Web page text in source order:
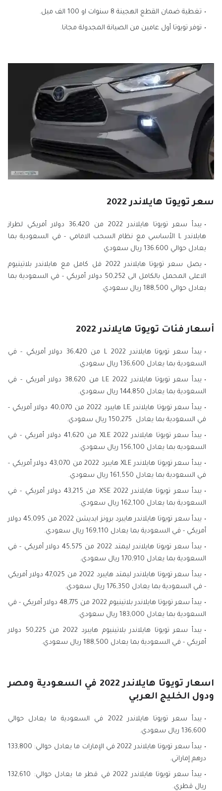
تغطية ضمان القطع الهجينة 8 سنوات او 100 الف ميل.
توفر تويوتا أول عامين من الصيانة المجدولة مجانا.
سعر تويوتا هايلاندر 2022
يبدأ سعر تويوتا هايلاندر 2022 من 36,420 دولار أمريكي لطراز
هايلاندر L الأساسي مع نظام السحب الامامي - في السعودية بما
يعادل حوالي 136.600 ريال سعودي
يصل سعر تويوتا هايلاندر 2022 فل كامل مع هايلاندر بلاتينيوم
الاعلى المحمل بالكامل الى 50,252 دولار أمريكي - في السعودية بما
يعادل حوالي 188,500 ريال سعودي.
أسعار فئات تويوتا هايلاندر 2022
يبدأ سعر تويوتا هايلاندر L 2022 من 36,420 دولار أمريكي - في
السعودية بما يعادل 136,600 ريال سعودي.
يبدأ سعر تويوتا هايلاندر LE 2022 من 38,620 دولار أمريكي - في
السعودية بما يعادل 144,850 ريال سعودي.
يبدأ سعر تويوتا هايلاندر LE هايبرد 2022 من 40,070 دولار أمريكي -
في السعودية بما يعادل 150,275 ريال سعودي.
يبدأ سعر تويوتا هايلاندر XLE 2022 من 41,620 دولار أمريكي - في
السعوديه بما يعادل 156,100 ريال سعودي.
يبدأ سعر تويوتا هايلاندر XLE هايبرد 2022 من 43,070 دولار أمريكي -
في السعودية بما يعادل 161,550 ريال سعودي.
يبدأ سعر تويوتا هايلاندر XSE 2022 من 43,215 دولار أمريكي - في
السعودية بما يعادل 162,100 ريال سعودي.
يبدأ سعر تويوتا هايلاندر هايبرد برونز ايديشن 2022 من 45,095 دولار
أمريكي - في السعودية بما يعادل 169,110 ريال سعودي.
يبدأ سعر تويوتا هايلاندر ليمتد 2022 من 45,575 دولار أمريكي - في
السعودية بما يعادل 170,910 ريال سعودي.
يبدأ سعر تويوتا هايلاندر ليمتد هايبرد 2022 من 47,025 دولار أمريكي
- في السعودية بما يعادل 176,350 ريال سعودي.
يبدأ سعر تويوتا هايلاندر بلاتينيوم 2022 من 48,775 دولار أمريكي - في
السعودية بما يعادل 183,000 ريال سعودي.
يبدأ سعر تويوتا هايلاندر بلاتينيوم هايبرد 2022 من 50,225 دولار
أمريكي - في السعودية بما يعادل 188,500 ريال سعودي.
اسعار تويوتا هايلاندر 2022 في السعودية ومصر
ودول الخليج العربي
يبدأ سعر تويوتا هايلاندر 2022 في السعودية ما يعادل حوالي
136,600 ريال سعودي.
يبدأ سعر تويوتا هايلاندر 2022 في الإمارات ما يعادل حوالي: 133,800
درهم إماراتي.
يبدأ سعر تويوتا هايلاندر 2022 في قطر ما يعادل حوالي: 132,610
ريال قطري.